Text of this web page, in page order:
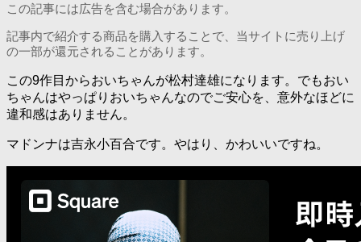
この記事には広告を含む場合があります。
記事内で紹介する商品を購入することで、当サイトに売り上げ
の一部が還元されることがあります。
この9作目からおいちゃんが松村達雄になります。でもおい
ちゃんはやっぱりおいちゃんなのでご安心を、意外なほどに
違和感はありません。
マドンナは吉永小百合です。やはり、かわいいですね。